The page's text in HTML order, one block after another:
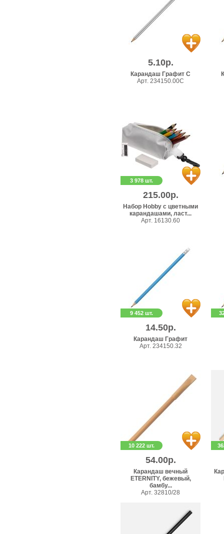
5.10р.
Карандаш Графит C
Арт. 234150.00C
3 978 шт.
215.00р.
Набор Hobby с цветными
карандашами, ласт...
Арт. 16130.60
9 452 шт.
14.50р.
Карандаш Графит
Арт. 234150.32
10 222 шт.
54.00р.
Карандаш вечный
ETERNITY, бежевый,
бамбу...
Арт. 32810/28